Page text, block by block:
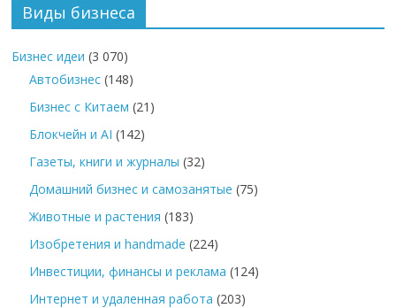
Виды бизнеса
Бизнес идеи (3 070)
Автобизнес (148)
Бизнес с Китаем (21)
Блокчейн и AI (142)
Газеты, книги и журналы (32)
Домашний бизнес и самозанятые (75)
Животные и растения (183)
Изобретения и handmade (224)
Инвестиции, финансы и реклама (124)
Интернет и удаленная работа (203)